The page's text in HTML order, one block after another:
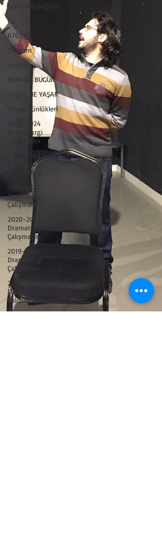
GG
ATÖLYE
Tasarım
Yolcular
BURADA BUGÜN
YAŞAR NE YAŞAR
Prova Günlükleri
2023-2024
Dramaturgi
Çalışmaları
2022-2023
Dramaturgi
Çalışmaları
2021-2022
Dramaturgi
Çalışmaları
2020-2021
Dramaturgi
Çalışmaları
2019-2020
Dramaturgi
Çalışmaları
2018-2019
Dramaturgi
Çalışmaları